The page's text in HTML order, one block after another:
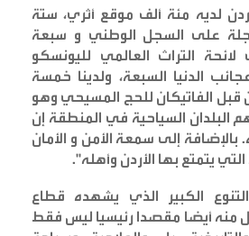
لديه مئة ألف موقع أثري، ستة
على السجل الوطني و سبعة
التراث العالمي لليونسكو
الدنيا السبعة، ولدينا خمسة
الفاتيكان للحج المسيحي وهو
البلدان السياحية في المنطقة إن
بالإضافة إلى سمعة الأمن و الأمان
يتمتع بها الأردن وأهله".
الكبير الذي يشهده قطاع
منه أيضا مقصدا رئيسيا ليس فقط